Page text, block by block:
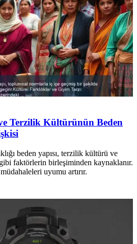
Terzilik Kültürünün Beden
beden yapısı, terzilik kültürü ve
faktörlerin birleşiminden kaynaklanır.
uyumu artırır.